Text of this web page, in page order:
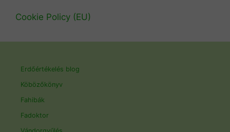
Cookie Policy (EU)
Erdőértékelés blog
Köbözőkönyv
Fahibák
Fadoktor